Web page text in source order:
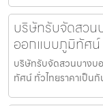
บริษัทรับจัดสวน
ออกแบบภูมิทัศน์
บริษัทรับจัดสวนบางบ
ทัศน์ ทั่วไทยราคาเป็น